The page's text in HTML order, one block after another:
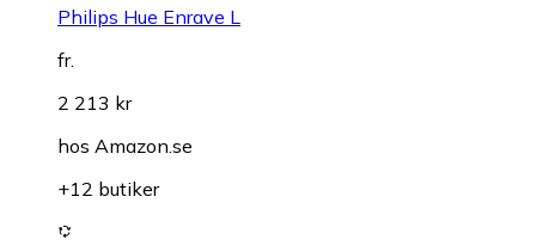
Philips Hue Enrave L
fr.
2 213 kr
hos Amazon.se
+12 butiker